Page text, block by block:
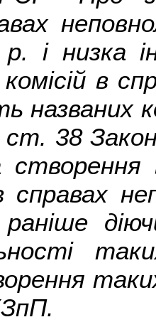
і низка
в
названих
ст. 38
створення
справах